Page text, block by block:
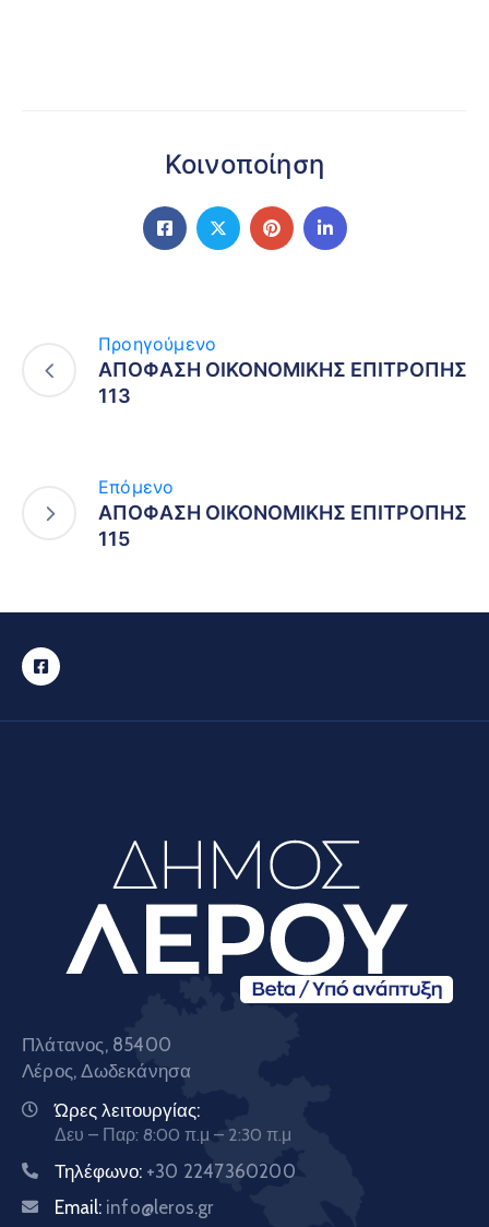
Κοινοποίηση
Προηγούμενο
ΑΠΟΦΑΣΗ ΟΙΚΟΝΟΜΙΚΗΣ ΕΠΙΤΡΟΠΗΣ
113
Επόμενο
ΑΠΟΦΑΣΗ ΟΙΚΟΝΟΜΙΚΗΣ ΕΠΙΤΡΟΠΗΣ
115
Πλάτανος, 85400
Λέρος, Δωδεκάνησα
Ώρες λειτουργίας:
Δευ – Παρ: 8:00 π.μ – 2:30 π.μ
Τηλέφωνο: +30 2247360200
Email: info@leros.gr